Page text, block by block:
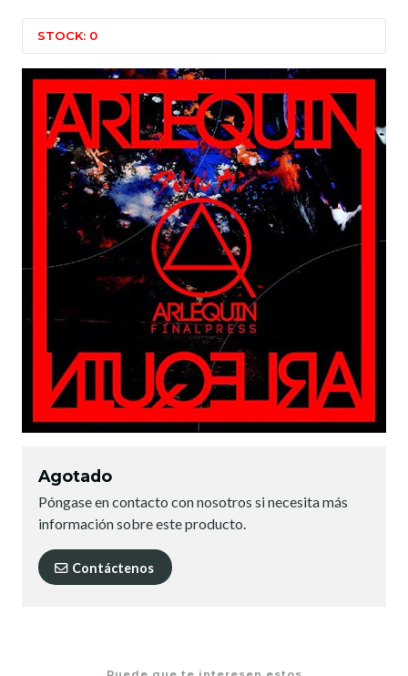
STOCK: 0
Agotado
Póngase en contacto con nosotros si necesita más
información sobre este producto.
Contáctenos